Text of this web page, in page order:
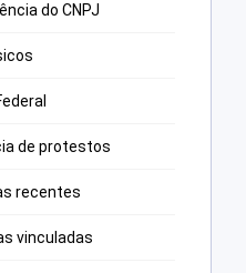
do CNPJ
de protestos
recentes
vinculadas